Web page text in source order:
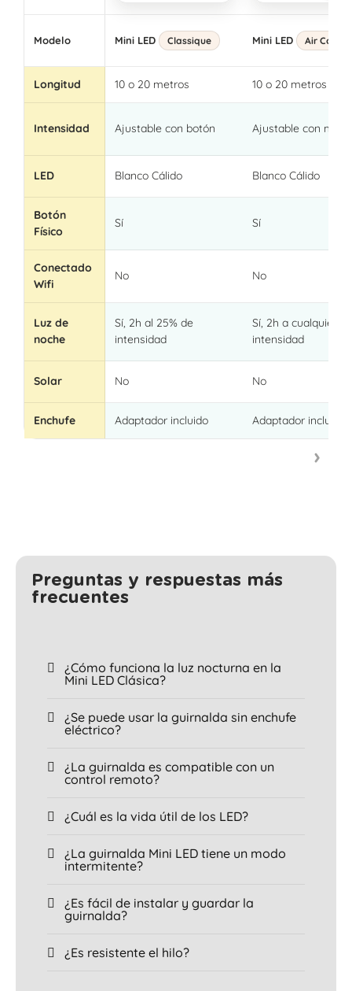
Modelo Mini LED Classique Mini LED Air Control
Longitud 10 o 20 metros 10 o 20 metros
Intensidad Ajustable con botón Ajustable con
LED Blanco Cálido Blanco Cálido
Botón
Físico
Sí Sí
Conectado
Wifi
No No
Luz de
noche
Sí, 2h al 25% de
intensidad
Sí, 2h a cualquier
intensidad
Solar No No
Enchufe Adaptador incluido Adaptador incluido
Preguntas y respuestas más
frecuentes
¿Cómo funciona la luz nocturna en la
Mini LED Clásica?
¿Se puede usar la guirnalda sin enchufe
eléctrico?
¿La guirnalda es compatible con un
control remoto?
¿Cuál es la vida útil de los LED?
¿La guirnalda Mini LED tiene un modo
intermitente?
¿Es fácil de instalar y guardar la
guirnalda?
¿Es resistente el hilo?